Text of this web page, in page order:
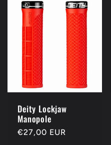
Deity Lockjaw
Manopole
Prezzo
€27,00 EUR